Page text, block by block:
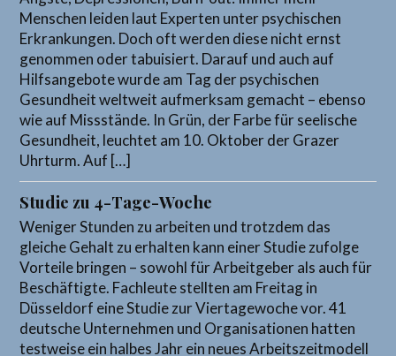
Menschen leiden laut Experten unter psychischen
Erkrankungen. Doch oft werden diese nicht ernst
genommen oder tabuisiert. Darauf und auch auf
Hilfsangebote wurde am Tag der psychischen
Gesundheit weltweit aufmerksam gemacht – ebenso
wie auf Missstände. In Grün, der Farbe für seelische
Gesundheit, leuchtet am 10. Oktober der Grazer
Uhrturm. Auf […]
Studie zu 4-Tage-Woche
Weniger Stunden zu arbeiten und trotzdem das
gleiche Gehalt zu erhalten kann einer Studie zufolge
Vorteile bringen – sowohl für Arbeitgeber als auch für
Beschäftigte. Fachleute stellten am Freitag in
Düsseldorf eine Studie zur Viertagewoche vor. 41
deutsche Unternehmen und Organisationen hatten
testweise ein halbes Jahr ein neues Arbeitszeitmodell